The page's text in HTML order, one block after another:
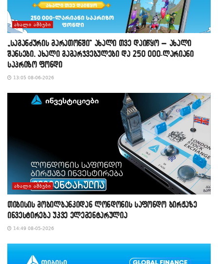
ᲐᲮᲐᲚᲘ ᲐᲛᲑᲔᲑᲘ
„საგანძურის მარათონში“ ახალი თვე დაიწყო – ახალი
შანსები, ახალი გამარჯვებულები და 250 000-ლარიანი
საპრიზო ფონდი
13:05 08-06-2026
ᲐᲮᲐᲚᲘ ᲐᲛᲑᲔᲑᲘ
თიბისის მობილბანკიდან ლონდონის საფონდო ბირჟაზე
ინვესტირება უკვე ელემენტარულია
14:49 08-05-2026